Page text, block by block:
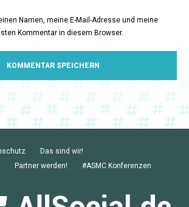
Namen, meine E-Mail-Adresse und meine
Kommentar in diesem Browser.
Das sind wir!
Partner werden! #ASMC Konferenzen